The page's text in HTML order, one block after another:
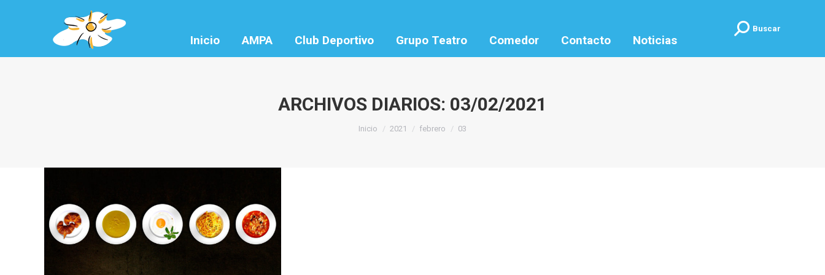
Inicio AMPA Club Deportivo Grupo Teatro Comedor Contacto Noticias
Buscar:Buscar
ARCHIVOS DIARIOS: 03/02/2021
Estás aquí:
Inicio 2021 febrero 03